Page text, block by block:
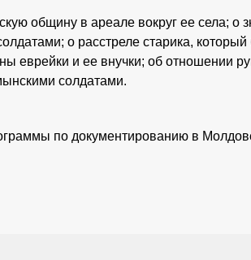
общину в ареале вокруг ее села; о
о расстреле старика,
еврейки и ее внучки; об отношении
солдатами.
по документированию в